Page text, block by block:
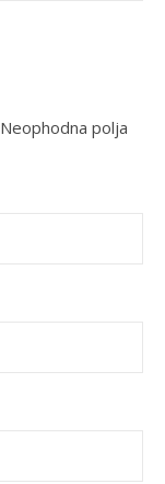
Neophodna polja